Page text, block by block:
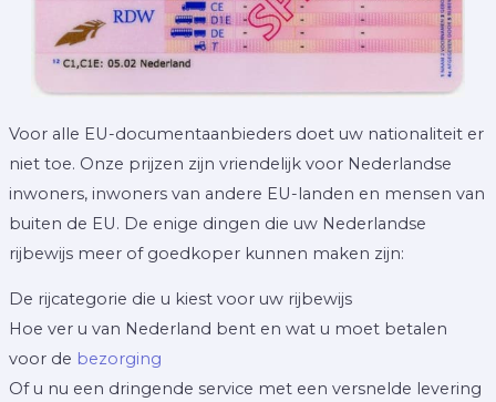
Voor alle EU-documentaanbieders doet uw nationaliteit er
niet toe. Onze prijzen zijn vriendelijk voor Nederlandse
inwoners, inwoners van andere EU-landen en mensen van
buiten de EU. De enige dingen die uw Nederlandse
rijbewijs meer of goedkoper kunnen maken zijn:
De rijcategorie die u kiest voor uw rijbewijs
Hoe ver u van Nederland bent en wat u moet betalen
voor de bezorging
Of u nu een dringende service met een versnelde levering